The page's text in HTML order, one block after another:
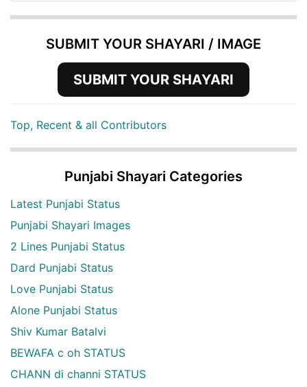
SUBMIT YOUR SHAYARI / IMAGE
SUBMIT YOUR SHAYARI
Top, Recent & all Contributors
Punjabi Shayari Categories
Latest Punjabi Status
Punjabi Shayari Images
2 Lines Punjabi Status
Dard Punjabi Status
Love Punjabi Status
Alone Punjabi Status
Shiv Kumar Batalvi
BEWAFA c oh STATUS
CHANN di channi STATUS